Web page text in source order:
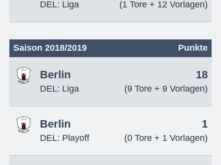
DEL: Liga (1 Tore + 12 Vorlagen)
Saison 2018/2019 Punkte
Berlin
DEL: Liga
18
(9 Tore + 9 Vorlagen)
Berlin
DEL: Playoff
1
(0 Tore + 1 Vorlagen)